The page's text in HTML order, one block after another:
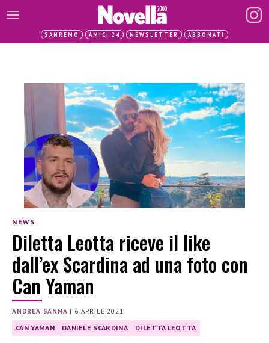
SANREMO AMICI 24 NEWSLETTER ABBONATI
NEWS
Diletta Leotta riceve il like
dall’ex Scardina ad una foto con
Can Yaman
ANDREA SANNA | 6 APRILE 2021
CAN YAMAN DANIELE SCARDINA DILETTA LEOTTA